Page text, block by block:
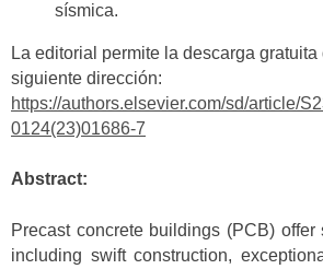
sísmica.
La editorial permite la descarga
siguiente dirección:
https://authors.elsevier.com/sd/article/
0124(23)01686-7
Abstract:
Precast concrete buildings (PCB) offer
including swift construction,